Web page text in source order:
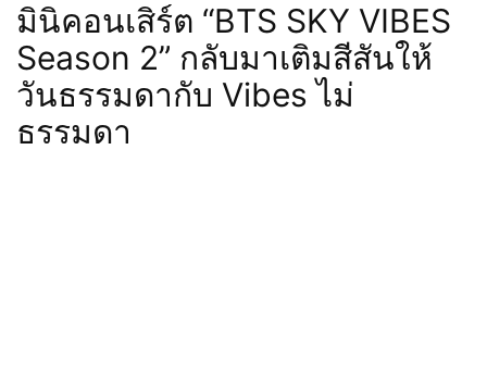
มินิคอนเสิร์ต “BTS SKY VIBES
Season 2” กลับมาเติมสีสันให้
วันธรรมดากับ Vibes ไม่
ธรรมดา